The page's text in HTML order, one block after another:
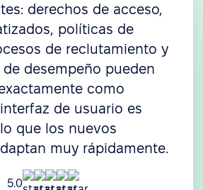
derechos de acceso,
políticas de
de reclutamiento y
desempeño pueden
como
de usuario es
que los nuevos
muy rápidamente.
5.0